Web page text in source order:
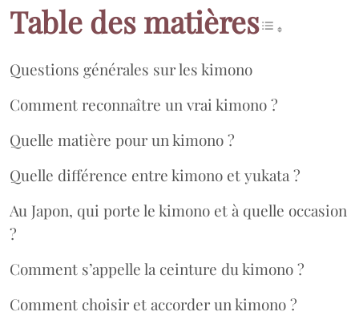
Table des matières
Questions générales sur les kimono
Comment reconnaître un vrai kimono ?
Quelle matière pour un kimono ?
Quelle différence entre kimono et yukata ?
Au Japon, qui porte le kimono et à quelle occasion
?
Comment s’appelle la ceinture du kimono ?
Comment choisir et accorder un kimono ?